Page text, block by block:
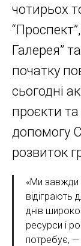
чотирьох
Галерея”
початку
сьогодні
проєкти та
допомогу
розвиток
«Ми завжди
відіграють
днів
ресурси і
потребує,